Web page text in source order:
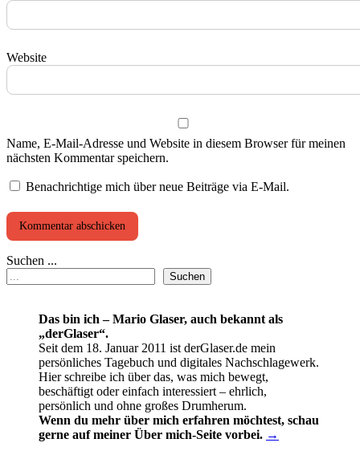
Website
Name, E-Mail-Adresse und Website in diesem Browser für meinen
nächsten Kommentar speichern.
Benachrichtige mich über neue Beiträge via E-Mail.
Suchen ...
Suchen
Das bin ich – Mario Glaser, auch bekannt als
„derGlaser“.
Seit dem 18. Januar 2011 ist derGlaser.de mein
persönliches Tagebuch und digitales Nachschlagewerk.
Hier schreibe ich über das, was mich bewegt,
beschäftigt oder einfach interessiert – ehrlich,
persönlich und ohne großes Drumherum.
Wenn du mehr über mich erfahren möchtest, schau
gerne auf meiner Über mich-Seite vorbei. →